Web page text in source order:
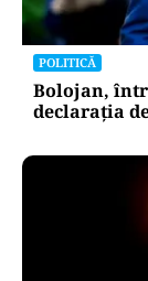
POLITICĂ
Bolojan,
declarația